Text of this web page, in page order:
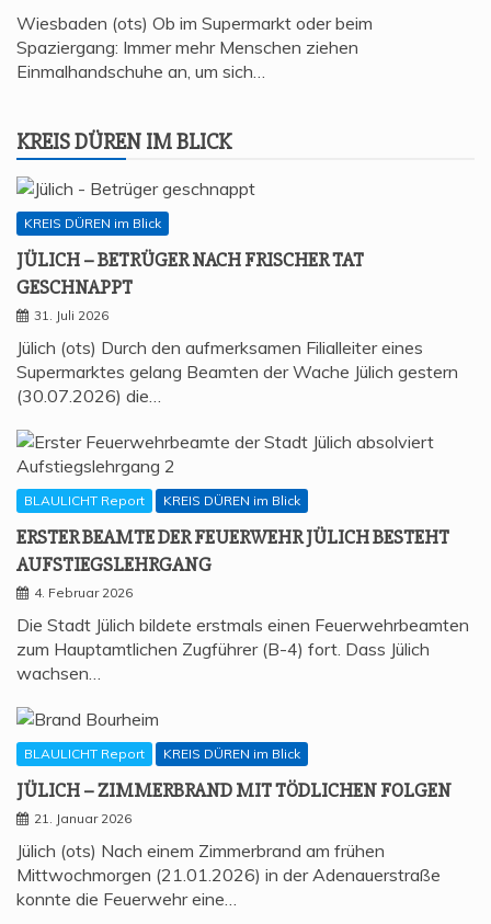
Wiesbaden (ots) Ob im Supermarkt oder beim
Spaziergang: Immer mehr Menschen ziehen
Einmalhandschuhe an, um sich…
KREIS DÜREN IM BLICK
KREIS DÜREN im Blick
JÜLICH – BETRÜ­GER NACH FRI­SCHER TAT
GESCHNAPPT
31. Juli 2026
Jülich (ots) Durch den aufmerksamen Filialleiter eines
Supermarktes gelang Beamten der Wache Jülich gestern
(30.07.2026) die…
BLAULICHT Report KREIS DÜREN im Blick
ERS­TER BEAM­TE DER FEU­ER­WEHR JÜLICH BESTEHT
AUFSTIEGSLEHRGANG
4. Februar 2026
Die Stadt Jülich bildete erstmals einen Feuerwehrbeamten
zum Hauptamtlichen Zugführer (B-4) fort. Dass Jülich
wachsen…
BLAULICHT Report KREIS DÜREN im Blick
JÜLICH – ZIM­MER­BRAND MIT TÖD­LI­CHEN FOLGEN
21. Januar 2026
Jülich (ots) Nach einem Zimmerbrand am frühen
Mittwochmorgen (21.01.2026) in der Adenauerstraße
konnte die Feuerwehr eine…